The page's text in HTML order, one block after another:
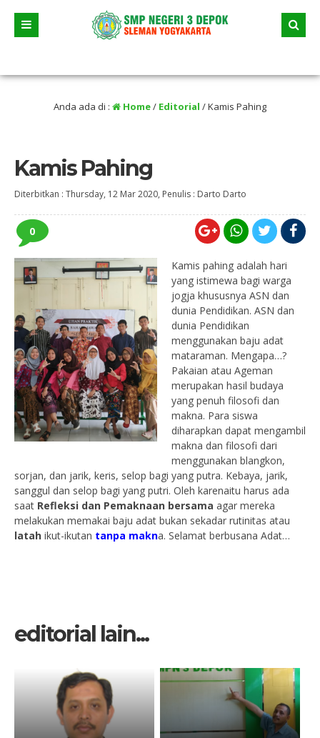
Anda ada di : Home/ Editorial /Kamis Pahing
Kamis Pahing
Diterbitkan : Thursday, 12 Mar 2020, Penulis : Darto Darto
0
Kamis pahing adalah hari
yang istimewa bagi warga
jogja khususnya ASN dan
dunia Pendidikan. ASN dan
dunia Pendidikan
menggunakan baju adat
mataraman. Mengapa…?
Pakaian atau Ageman
merupakan hasil budaya
yang penuh filosofi dan
makna. Para siswa
diharapkan dapat mengambil
makna dan filosofi dari
menggunakan blangkon,
sorjan, dan jarik, keris, selop bagi yang putra. Kebaya, jarik,
sanggul dan selop bagi yang putri. Oleh karenaitu harus ada
saat Refleksi dan Pemaknaan bersama agar mereka
melakukan memakai baju adat bukan sekadar rutinitas atau
latah ikut-ikutan tanpa makna. Selamat berbusana Adat…
editorial lain...